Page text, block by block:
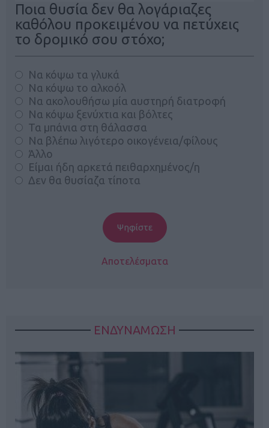
Ποια θυσία δεν θα λογάριαζες
καθόλου προκειμένου να πετύχεις
το δρομικό σου στόχο;
Να κόψω τα γλυκά
Να κόψω το αλκοόλ
Να ακολουθήσω μία αυστηρή διατροφή
Να κόψω ξενύχτια και βόλτες
Τα μπάνια στη θάλασσα
Να βλέπω λιγότερο οικογένεια/φίλους
Άλλο
Είμαι ήδη αρκετά πειθαρχημένος/η
Δεν θα θυσίαζα τίποτα
Αποτελέσματα
ΕΝΔΥΝΑΜΩΣΗ